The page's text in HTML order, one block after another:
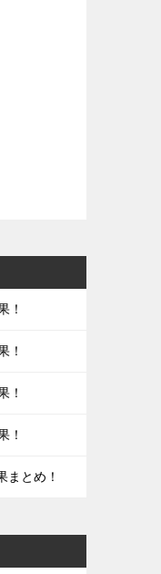
！
！
！
！
まとめ！